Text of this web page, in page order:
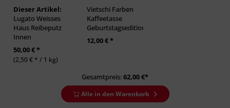
Dieser Artikel:
Lugato Weisses
Haus Reibeputz
Innen
50,00 € *
(2,50 € * / 1 kg)
Vietschi Farben
Kaffeetasse
Geburtstagsedition
12,00 € *
Gesamtpreis:62,00€*
Alle in den Warenkorb